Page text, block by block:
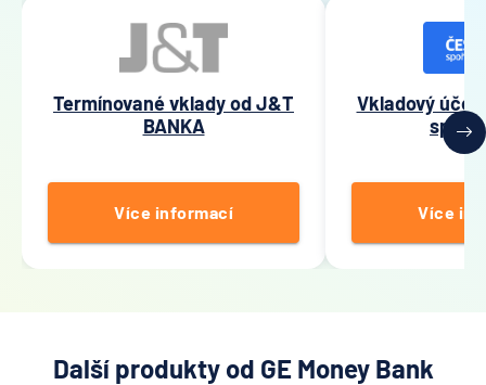
Termínované vklady od J&T
BANKA
Více informací
Vkladový účet
Více
Další produkty od GE Money Bank